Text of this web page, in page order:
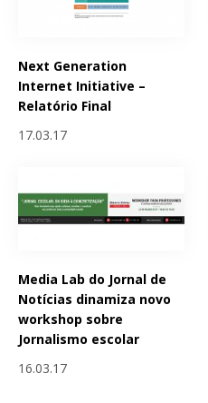
Next Generation
Internet Initiative –
Relatório Final
17.03.17
Media Lab do Jornal de
Notícias dinamiza novo
workshop sobre
Jornalismo escolar
16.03.17